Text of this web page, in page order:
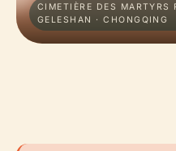
CIMETIÈRE DES MARTYRS
GELESHAN · CHONGQING